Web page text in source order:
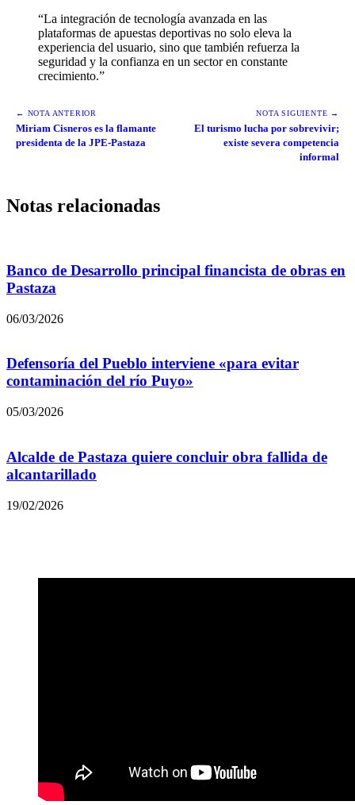
“La integración de tecnología avanzada en las
plataformas de apuestas deportivas no solo eleva la
experiencia del usuario, sino que también refuerza la
seguridad y la confianza en un sector en constante
crecimiento.”
← NOTA ANTERIOR
Miriam Cisneros es la flamante
presidenta de la JPE-Pastaza
NOTA SIGUIENTE →
El turismo lucha por sobrevivir;
existe severa competencia
informal
Notas relacionadas
Banco de Desarrollo principal financista de obras en
Pastaza
06/03/2026
Defensoría del Pueblo interviene «para evitar
contaminación del río Puyo»
05/03/2026
Alcalde de Pastaza quiere concluir obra fallida de
alcantarillado
19/02/2026